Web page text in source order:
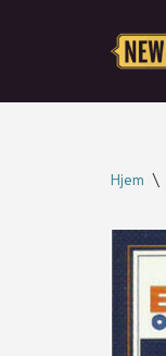
Hjem \